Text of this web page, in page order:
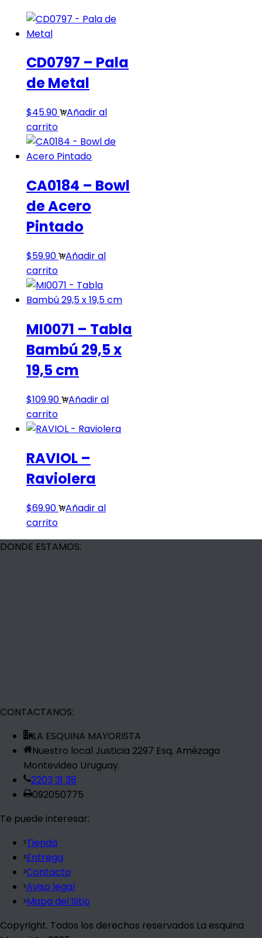
CD0797 – Pala
de Metal
$45.90
Añadir al
carrito
CA0184 – Bowl
de Acero
Pintado
$59.90
Añadir al
carrito
MI0071 – Tabla
Bambú 29,5 x
19,5 cm
$109.90
Añadir al
carrito
RAVIOL –
Raviolera
$69.90
Añadir al
carrito
DONDE ESTAMOS:
CONTACTANOS:
LA ESQUINA MAYORISTA
Nuestro local Justicia 2297 Esq. Amézaga
Montevideo Uruguay.
2203 31 38
092050775
Te puede interesar:
Tienda
Entrega
Contacto
Aviso legal
Mapa del Sitio
Copyright. Todos los derechos reservados La esquina